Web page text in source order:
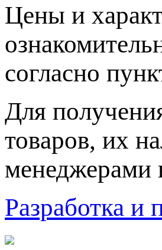
Цeны и
согласно
Для
товaров, их
менеджерами
Разработка и